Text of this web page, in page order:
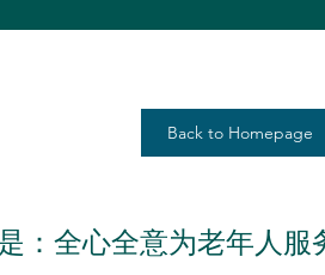
Back to Homepage
：全心全意为老年人服